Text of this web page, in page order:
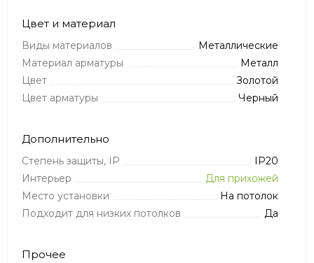
Цвет и материал
Виды материалов
Металлические
Материал арматуры
Металл
Цвет
Золотой
Цвет арматуры
Черный
Дополнительно
Степень защиты, IP
IP20
Интерьер
Для прихожей
Место установки
На потолок
Подходит для низких потолков
Да
Прочее